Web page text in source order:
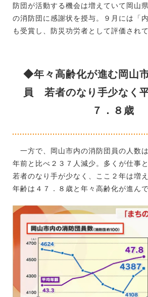
防団が活動する機会は増えていて岡山
の消防団に感謝状を授与。９月には「
も受賞し、防災功労者として評価されて
◆年々高齢化が進む岡山
員 若者のなり手少なく
７．８歳
一方で、岡山市内の消防団員の人数
年前と比べ２３７人減少。多くが仕事
若者のなり手が少なく、ここ２年は増
年齢は４７．８歳と年々高齢化が進んで